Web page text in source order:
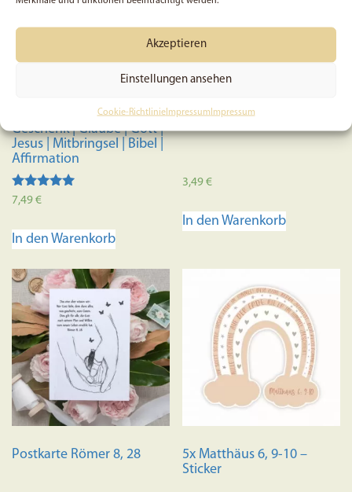
Akzeptieren
Einstellungen ansehen
Cookie-RichtlinieImpressum Impressum
Accessoire | Christlich |
Geschenk | Glaube | Gott |
Jesus | Mitbringsel | Bibel |
Affirmation
Bewertet mit
7,49€
In den Warenkorb
5x Lesezeichen „with god“
3,49€
In den Warenkorb
Postkarte Römer 8, 28
5x Matthäus 6, 9-10 –
Sticker